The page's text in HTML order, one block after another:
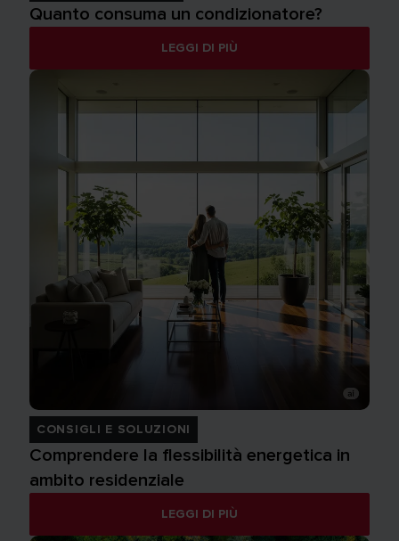
Quanto consuma un condizionatore?
LEGGI DI PIÙ
CONSIGLI E SOLUZIONI
Comprendere la flessibilità energetica in
ambito residenziale
LEGGI DI PIÙ